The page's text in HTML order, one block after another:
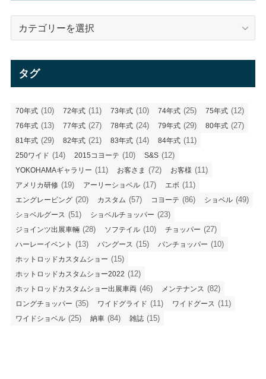
タグ
70年式 (10) 72年式 (11) 73年式 (10) 74年式 (25) 75年式 (12)
76年式 (13) 77年式 (27) 78年式 (24) 79年式 (29) 80年式 (27)
81年式 (29) 82年式 (21) 83年式 (14) 84年式 (11)
250ワイド (14) 2015コヨーテ (10) S&S (12)
YOKOHAMAギャラリー (11) お客さま (72) お客様 (11)
アメリカ研修 (19) アーリーショベル (17) エボ (11)
エングレービング (20) カスタム (57) コヨーテ (86) ショベル (49)
ショベルグース (51) ショベルチョッパー (23)
ジョインツ出展車輛 (28) ソフテイル (10) チョッパー (27)
ハーレーイベント (13) パングース (15) パンチョッパー (10)
ホットロッドカスタムショー (15)
ホットロッドカスタムショー2022 (12)
ホットロッドカスタムショー出展車両 (46) メンテナンス (82)
ロングチョッパー (35) ワイドグライド (11) ワイドグース (11)
ワイドショベル (25) 納車 (84) 雑誌 (15)